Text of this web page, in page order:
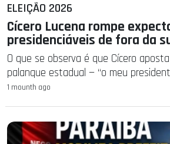
ELEIÇÃO 2026
Cícero Lucena rompe
presidenciáveis de fora da
O que se observa é que Cícero
palanque estadual — “o meu
1 mounth ago